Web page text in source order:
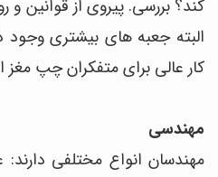
کند؟ بررسی. پیروی از قوانین و
البته جعبه های بیشتری وجود
کار عالی برای متفکران چپ
مهندسی
مهندسان انواع مختلفی دارند: